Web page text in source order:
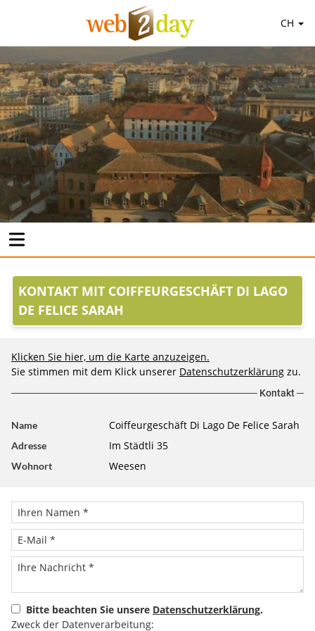
CH
KONTAKT MIT COIFFEURGESCHÄFT DI LAGO
DE FELICE SARAH
Klicken Sie hier, um die Karte anzuzeigen.
Sie stimmen mit dem Klick unserer Datenschutzerklärung zu.
Kontakt
Name Coiffeurgeschäft Di Lago De Felice Sarah
Adresse Im Städtli 35
Wohnort Weesen
Bitte beachten Sie unsere Datenschutzerklärung.
Zweck der Datenverarbeitung: